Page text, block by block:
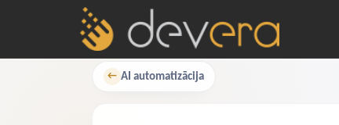
← AI automatizācija